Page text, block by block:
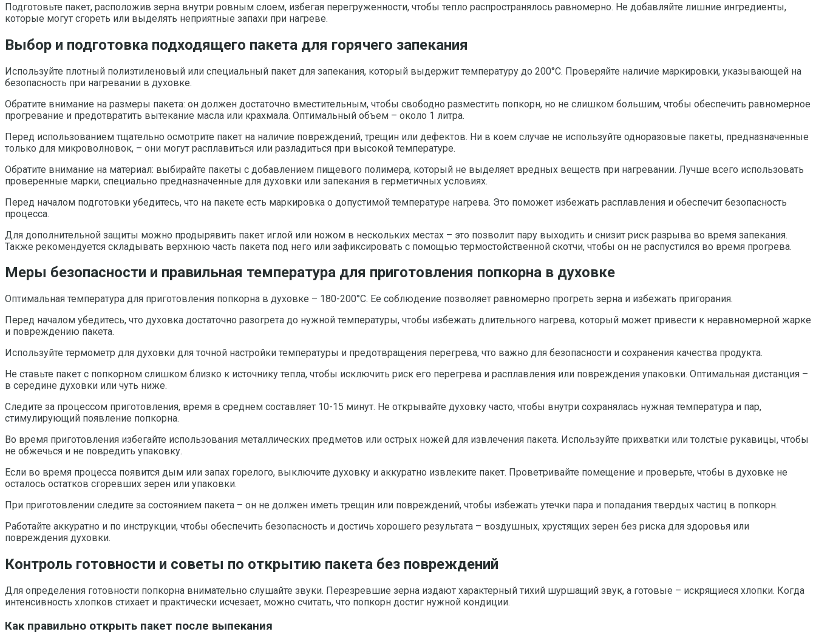
Подготовьте пакет, расположив зерна внутри ровным слоем, избегая перегруженности, чтобы тепло распространялось равномерно. Не добавляйте лишние ингредиенты,
которые могут сгореть или выделять неприятные запахи при нагреве.
Выбор и подготовка подходящего пакета для горячего запекания
Используйте плотный полиэтиленовый или специальный пакет для запекания, который выдержит температуру до 200°C. Проверяйте наличие маркировки, указывающей на
безопасность при нагревании в духовке.
Обратите внимание на размеры пакета: он должен достаточно вместительным, чтобы свободно разместить попкорн, но не слишком большим, чтобы обеспечить равномерное
прогревание и предотвратить вытекание масла или крахмала. Оптимальный объем – около 1 литра.
Перед использованием тщательно осмотрите пакет на наличие повреждений, трещин или дефектов. Ни в коем случае не используйте одноразовые пакеты, предназначенные
только для микроволновок, – они могут расплавиться или разладиться при высокой температуре.
Обратите внимание на материал: выбирайте пакеты с добавлением пищевого полимера, который не выделяет вредных веществ при нагревании. Лучше всего использовать
проверенные марки, специально предназначенные для духовки или запекания в герметичных условиях.
Перед началом подготовки убедитесь, что на пакете есть маркировка о допустимой температуре нагрева. Это поможет избежать расплавления и обеспечит безопасность
процесса.
Для дополнительной защиты можно продырявить пакет иглой или ножом в нескольких местах – это позволит пару выходить и снизит риск разрыва во время запекания.
Также рекомендуется складывать верхнюю часть пакета под него или зафиксировать с помощью термостойственной скотчи, чтобы он не распустился во время прогрева.
Меры безопасности и правильная температура для приготовления попкорна в духовке
Оптимальная температура для приготовления попкорна в духовке – 180-200°C. Ее соблюдение позволяет равномерно прогреть зерна и избежать пригорания.
Перед началом убедитесь, что духовка достаточно разогрета до нужной температуры, чтобы избежать длительного нагрева, который может привести к неравномерной жарке
и повреждению пакета.
Используйте термометр для духовки для точной настройки температуры и предотвращения перегрева, что важно для безопасности и сохранения качества продукта.
Не ставьте пакет с попкорном слишком близко к источнику тепла, чтобы исключить риск его перегрева и расплавления или повреждения упаковки. Оптимальная дистанция –
в середине духовки или чуть ниже.
Следите за процессом приготовления, время в среднем составляет 10-15 минут. Не открывайте духовку часто, чтобы внутри сохранялась нужная температура и пар,
стимулирующий появление попкорна.
Во время приготовления избегайте использования металлических предметов или острых ножей для извлечения пакета. Используйте прихватки или толстые рукавицы, чтобы
не обжечься и не повредить упаковку.
Если во время процесса появится дым или запах горелого, выключите духовку и аккуратно извлеките пакет. Проветривайте помещение и проверьте, чтобы в духовке не
осталось остатков сгоревших зерен или упаковки.
При приготовлении следите за состоянием пакета – он не должен иметь трещин или повреждений, чтобы избежать утечки пара и попадания твердых частиц в попкорн.
Работайте аккуратно и по инструкции, чтобы обеспечить безопасность и достичь хорошего результата – воздушных, хрустящих зерен без риска для здоровья или
повреждения духовки.
Контроль готовности и советы по открытию пакета без повреждений
Для определения готовности попкорна внимательно слушайте звуки. Перезревшие зерна издают характерный тихий шуршащий звук, а готовые – искрящиеся хлопки. Когда
интенсивность хлопков стихает и практически исчезает, можно считать, что попкорн достиг нужной кондиции.
Как правильно открыть пакет после выпекания